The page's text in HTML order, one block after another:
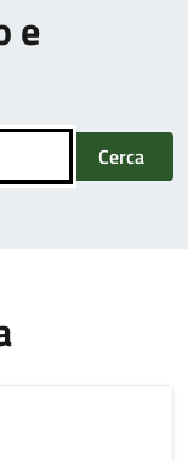
e
Cerca